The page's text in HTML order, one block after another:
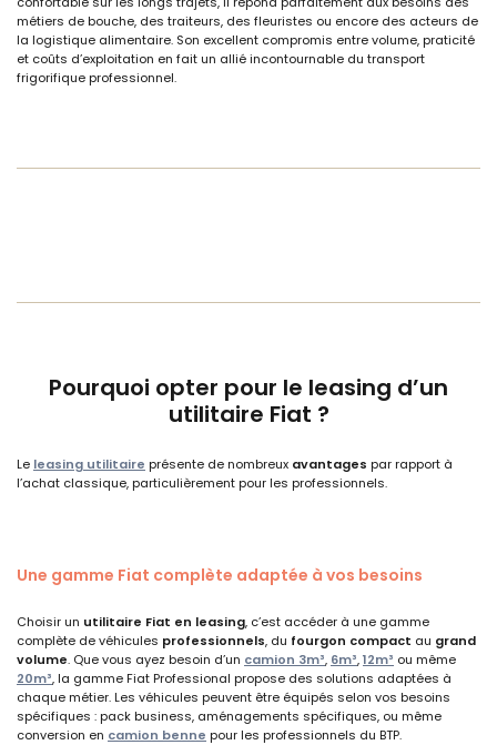
métiers de bouche, des traiteurs, des fleuristes ou encore des acteurs de
la logistique alimentaire. Son excellent compromis entre volume, praticité
et coûts d’exploitation en fait un allié incontournable du transport
frigorifique professionnel.
Pourquoi opter pour le leasing d’un
utilitaire Fiat ?
Le leasing utilitaire présente de nombreux avantages par rapport à
l’achat classique, particulièrement pour les professionnels.
Une gamme Fiat complète adaptée à vos besoins
Choisir un utilitaire Fiat en leasing, c’est accéder à une gamme
complète de véhicules professionnels, du fourgon compact au grand
volume. Que vous ayez besoin d’un camion 3m³, 6m³,12m³ ou même
20m³, la gamme Fiat Professional propose des solutions adaptées à
chaque métier. Les véhicules peuvent être équipés selon vos besoins
spécifiques : pack business, aménagements spécifiques, ou même
conversion en camion benne pour les professionnels du BTP.